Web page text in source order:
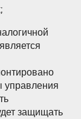
управления
защищать